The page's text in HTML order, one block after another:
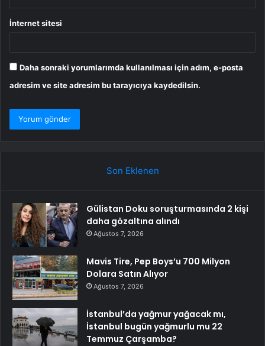
İnternet sitesi
Daha sonraki yorumlarımda kullanılması için adım, e-posta
adresim ve site adresim bu tarayıcıya kaydedilsin.
Son Eklenen
Gülistan Doku soruşturmasında 2 kişi
daha gözaltına alındı
Ağustos 7, 2026
Mavis Tire, Pep Boys’u 700 Milyon
Dolara Satın Alıyor
Ağustos 7, 2026
İstanbul’da yağmur yağacak mı,
İstanbul bugün yağmurlu mu 22
Temmuz Çarşamba?